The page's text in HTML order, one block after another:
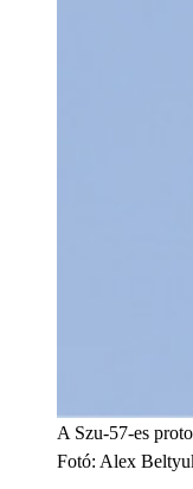
A Szu-57-es
Fotó: Alex